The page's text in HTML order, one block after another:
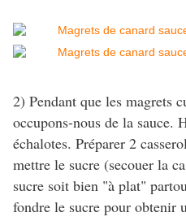
2) Pendant que les magrets
occupons-nous de la sauce.
échalotes. Préparer 2
mettre le sucre (secouer la
sucre soit bien "à plat"
fondre le sucre pour obtenir